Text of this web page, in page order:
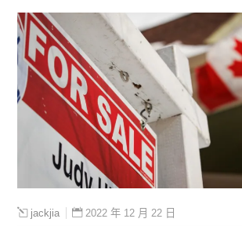
jackjia 2022 年 12 月 22 日